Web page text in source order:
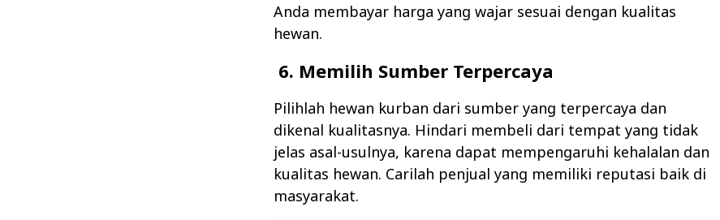
Anda membayar harga yang wajar sesuai dengan kualitas
hewan.
6. Memilih Sumber Terpercaya
Pilihlah hewan kurban dari sumber yang terpercaya dan
dikenal kualitasnya. Hindari membeli dari tempat yang tidak
jelas asal-usulnya, karena dapat mempengaruhi kehalalan dan
kualitas hewan. Carilah penjual yang memiliki reputasi baik di
masyarakat.